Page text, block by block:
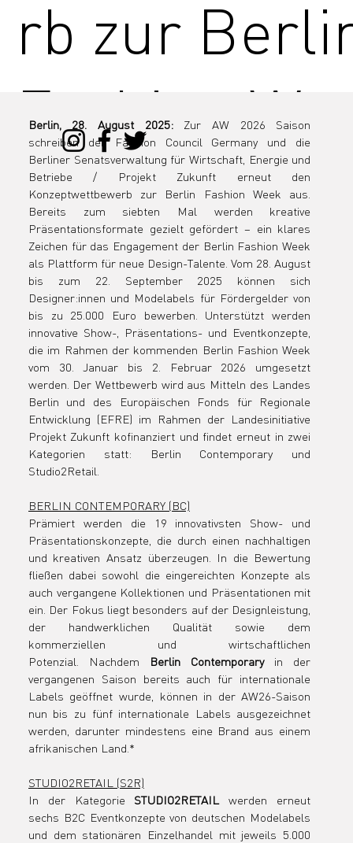
rb zur
Fashion
geht in die
nächste
Berlin, 28. August 2025: Zur AW 2026 Saison
schreiben der Fashion Council Germany und die
Berliner Senatsverwaltung für Wirtschaft, Energie und
Betriebe / Projekt Zukunft erneut den
Konzeptwettbewerb zur Berlin Fashion Week aus.
Bereits zum siebten Mal werden kreative
Präsentationsformate gezielt gefördert – ein klares
Zeichen für das Engagement der Berlin Fashion Week
als Plattform für neue Design-Talente. Vom 28. August
bis zum 22. September 2025 können sich
Designer:innen und Modelabels für Fördergelder von
bis zu 25.000 Euro bewerben. Unterstützt werden
innovative Show-, Präsentations- und Eventkonzepte,
die im Rahmen der kommenden Berlin Fashion Week
vom 30. Januar bis 2. Februar 2026 umgesetzt
werden. Der Wettbewerb wird aus Mitteln des Landes
Berlin und des Europäischen Fonds für Regionale
Entwicklung (EFRE) im Rahmen der Landesinitiative
Projekt Zukunft kofinanziert und findet erneut in zwei
Kategorien statt: Berlin Contemporary und
Studio2Retail.
BERLIN CONTEMPORARY (BC)
Prämiert werden die 19 innovativsten Show- und
Präsentationskonzepte, die durch einen nachhaltigen
und kreativen Ansatz überzeugen. In die Bewertung
fließen dabei sowohl die eingereichten Konzepte als
auch vergangene Kollektionen und Präsentationen mit
ein. Der Fokus liegt besonders auf der Designleistung,
der handwerklichen Qualität sowie dem
kommerziellen und wirtschaftlichen
Potenzial. Nachdem
Berlin Contemporary in der
vergangenen Saison bereits auch für internationale
Labels geöffnet wurde, können in der AW26-Saison
nun bis zu fünf internationale Labels ausgezeichnet
werden, darunter mindestens eine Brand aus einem
afrikanischen Land.*
STUDIO2RETAIL (S2R)
In der Kategorie STUDIO2RETAIL werden erneut
sechs B2C Eventkonzepte von deutschen Modelabels
und dem stationären Einzelhandel mit jeweils 5.000